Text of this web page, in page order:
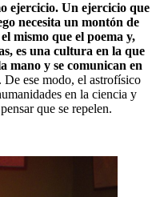
ejercicio. Un ejercicio que
necesita un montón de
mismo que el poema y,
es una cultura en la que
mano y se comunican en
. De ese modo, el astrofísico
en la ciencia y
que se repelen.